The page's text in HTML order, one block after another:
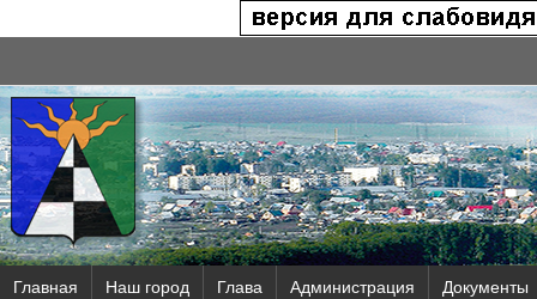
Главная Наш город Глава Администрация Документы